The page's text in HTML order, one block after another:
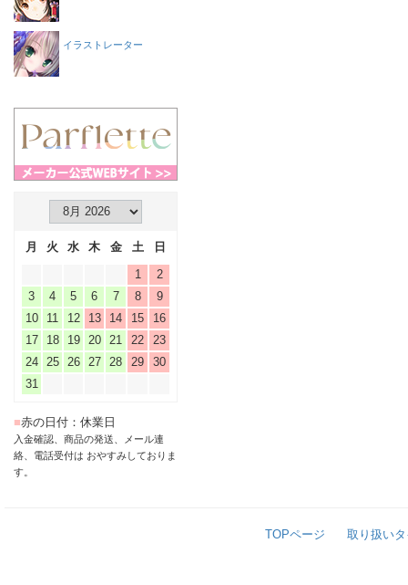
イラストレーター
月 火 水 木 金 土
日
1
2
3
4 5 6 7 8
9
10
11 12 13 14 15
16
17
18 19 20 21 22
23
24
25 26 27 28 29
30
31
■赤の日付：休業日
入金確認、商品の発送、メール連
絡、電話受付は おやすみしておりま
す。
TOPページ 取り扱い